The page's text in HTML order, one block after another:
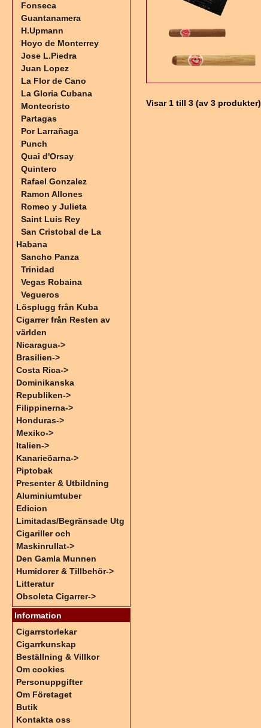
Visar1till 3(av 3produkter)
Fonseca
Guantanamera
H.Upmann
Hoyo de Monterrey
Jose L.Piedra
Juan Lopez
La Flor de Cano
La Gloria Cubana
Montecristo
Partagas
Por Larrañaga
Punch
Quai d'Orsay
Quintero
Rafael Gonzalez
Ramon Allones
Romeo y Julieta
Saint Luis Rey
San Cristobal de La
Habana
Sancho Panza
Trinidad
Vegas Robaina
Vegueros
Lösplugg från Kuba
Cigarrer från Resten av
världen
Nicaragua->
Brasilien->
Costa Rica->
Dominikanska
Republiken->
Filippinerna->
Honduras->
Mexiko->
Italien->
Kanarieöarna->
Piptobak
Presenter & Utbildning
Aluminiumtuber
Edicion
Limitadas/Begränsade Utg
Cigariller och
Maskinrullat->
Den Gamla Munnen
Humidorer & Tillbehör->
Litteratur
Obsoleta Cigarrer->
Information
Cigarrstorlekar
Cigarrkunskap
Beställning & Villkor
Om cookies
Personuppgifter
Om Företaget
Butik
Kontakta oss